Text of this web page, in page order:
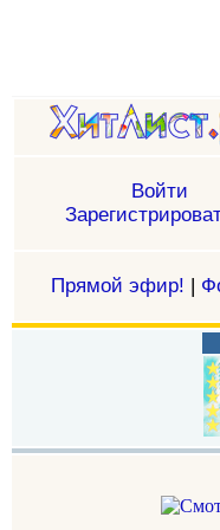
Войти
Прямой эфир! |